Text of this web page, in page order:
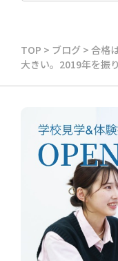
TOP > ブログ > 合格
大きい。2019年を振